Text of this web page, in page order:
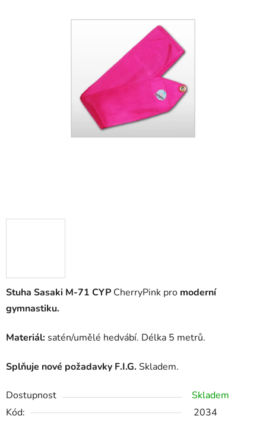
Stuha Sasaki M-71 CYP CherryPink pro moderní
gymnastiku.
Materiál: satén/umělé hedvábí. Délka 5 metrů.
Splňuje nové požadavky F.I.G. Skladem.
Dostupnost
Skladem
Kód:
2034